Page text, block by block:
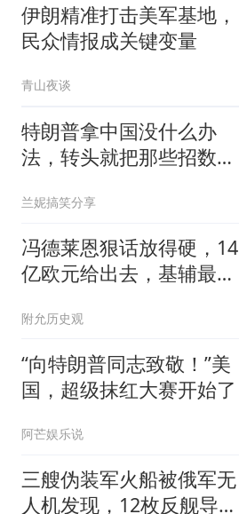
伊朗精准打击美军基地，
民众情报成关键变量
青山夜谈
特朗普拿中国没什么办
法，转头就把那些招数，
兰妮搞笑分享
冯德莱恩狠话放得硬，14
亿欧元给出去，基辅最缺
附允历史观
“向特朗普同志致敬！”美
国，超级抹红大赛开始了
阿芒娱乐说
三艘伪装军火船被俄军无
人机发现，12枚反舰导弹